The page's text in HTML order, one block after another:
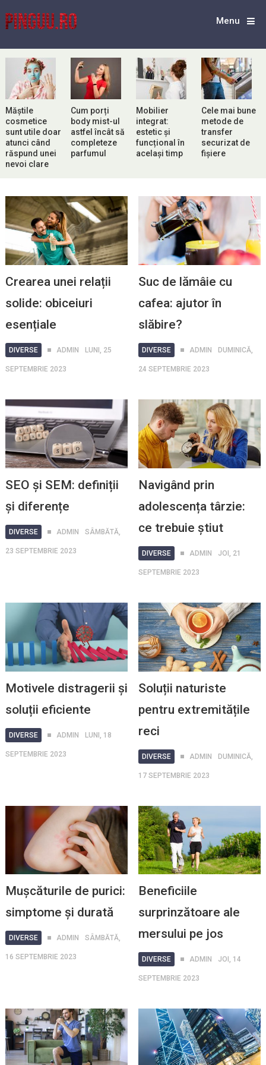
Menu
Măștile
cosmetice
sunt utile doar
atunci când
răspund unei
nevoi clare
Cum porți
body mist-ul
astfel încât să
completeze
parfumul
Mobilier
integrat:
estetic și
funcțional în
același timp
Cele mai bune
metode de
transfer
securizat de
fișiere
Crearea unei relații
solide: obiceiuri
esențiale
DIVERSE ADMIN LUNI, 25
SEPTEMBRIE 2023
Suc de lămâie cu
cafea: ajutor în
slăbire?
DIVERSE ADMIN DUMINICĂ,
24 SEPTEMBRIE 2023
SEO și SEM: definiții
și diferențe
DIVERSE ADMIN SÂMBĂTĂ,
23 SEPTEMBRIE 2023
Navigând prin
adolescența târzie:
ce trebuie știut
DIVERSE ADMIN JOI, 21
SEPTEMBRIE 2023
Motivele distragerii și
soluții eficiente
DIVERSE ADMIN LUNI, 18
SEPTEMBRIE 2023
Soluții naturiste
pentru extremitățile
reci
DIVERSE ADMIN DUMINICĂ,
17 SEPTEMBRIE 2023
Mușcăturile de purici:
simptome și durată
DIVERSE ADMIN SÂMBĂTĂ,
16 SEPTEMBRIE 2023
Beneficiile
surprinzătoare ale
mersului pe jos
DIVERSE ADMIN JOI, 14
SEPTEMBRIE 2023